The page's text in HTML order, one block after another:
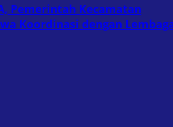
Pemerintah Kecamatan
Koordinasi dengan